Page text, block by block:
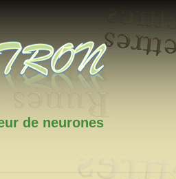
de neurones